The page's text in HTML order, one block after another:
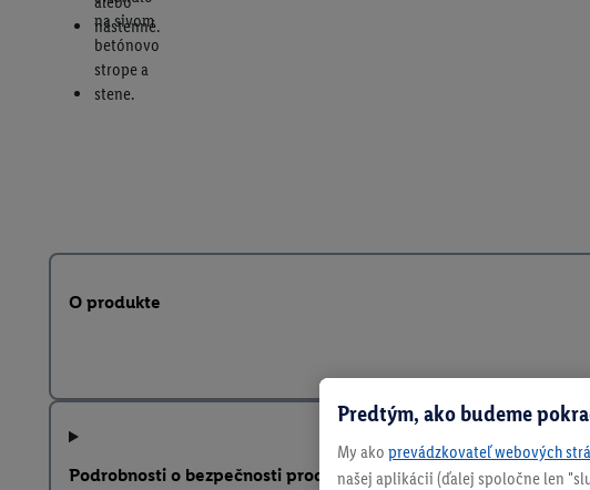
O produkte
Podrobnosti o bezpečnosti produktu
Predtým, ako budeme
My ako prevádzkovateľ webových
našej aplikácii (ďalej spoločne len